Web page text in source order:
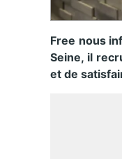
Free nous
Seine, il
et de